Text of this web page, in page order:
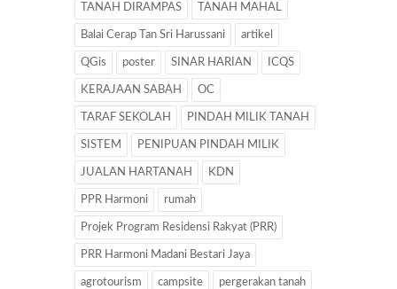
TANAH DIRAMPAS TANAH MAHAL
Balai Cerap Tan Sri Harussani artikel
QGis poster SINAR HARIAN ICQS
KERAJAAN SABAH OC
TARAF SEKOLAH PINDAH MILIK TANAH
SISTEM PENIPUAN PINDAH MILIK
JUALAN HARTANAH KDN
PPR Harmoni rumah
Projek Program Residensi Rakyat (PRR)
PRR Harmoni Madani Bestari Jaya
agrotourism campsite pergerakan tanah